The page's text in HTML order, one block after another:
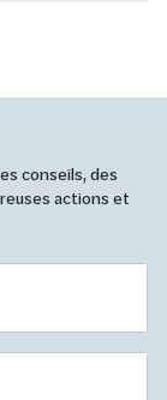
conseils, des
actions et